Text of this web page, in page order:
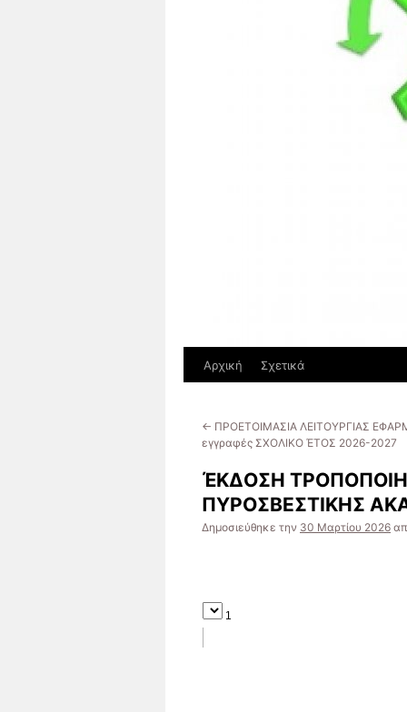
Αρχική Σχετικά
← ΠΡΟΕΤΟΙΜΑΣΙΑ ΛΕΙΤΟΥΡΓΙΑΣ
εγγραφές ΣΧΟΛΙΚΟ ΈΤΟΣ 2026-2027
ΈΚΔΟΣΗ
ΠΥΡΟΣΒΕΣΤΙΚΗΣ
Δημοσιεύθηκε την 30 Μαρτίου 2026